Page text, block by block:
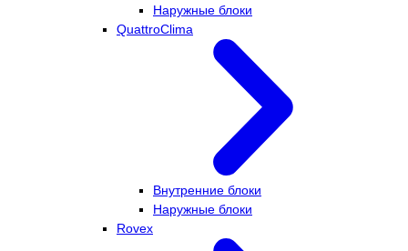
Наружные блоки
QuattroClima
Внутренние блоки
Наружные блоки
Rovex